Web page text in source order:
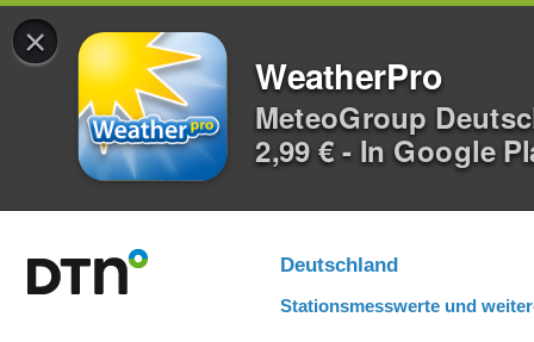
×
WeatherPro
MeteoGroup
2,99 € - In Google
Deutschland
Stationsmesswerte und